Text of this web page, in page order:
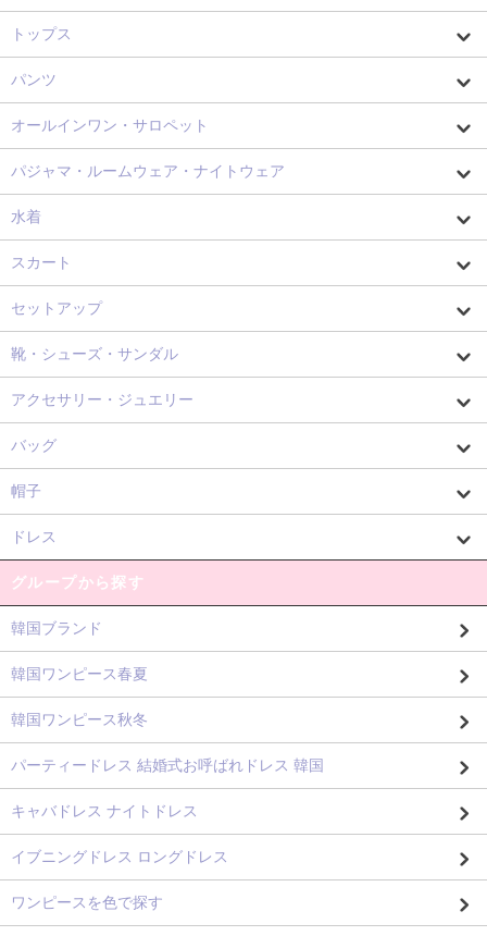
トップス
パンツ
オールインワン・サロペット
パジャマ・ルームウェア・ナイトウェア
水着
スカート
セットアップ
靴・シューズ・サンダル
アクセサリー・ジュエリー
バッグ
帽子
ドレス
グループから探す
韓国ブランド
韓国ワンピース春夏
韓国ワンピース秋冬
パーティードレス 結婚式お呼ばれドレス 韓国
キャバドレス ナイトドレス
イブニングドレス ロングドレス
ワンピースを色で探す